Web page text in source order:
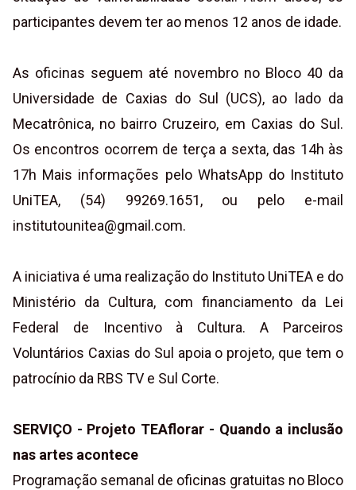
participantes devem ter ao menos 12 anos de idade.
As oficinas seguem até novembro no Bloco 40 da
Universidade de Caxias do Sul (UCS), ao lado da
Mecatrônica, no bairro Cruzeiro, em Caxias do Sul.
Os encontros ocorrem de terça a sexta, das 14h às
17h Mais informações pelo WhatsApp do Instituto
UniTEA, (54) 99269.1651, ou pelo e-mail
institutounitea@gmail.com.
A iniciativa é uma realização do Instituto UniTEA e do
Ministério da Cultura, com financiamento da Lei
Federal de Incentivo à Cultura. A Parceiros
Voluntários Caxias do Sul apoia o projeto, que tem o
patrocínio da RBS TV e Sul Corte.
SERVIÇO - Projeto TEAflorar - Quando a inclusão
nas artes acontece
Programação semanal de oficinas gratuitas no Bloco